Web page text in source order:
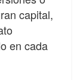
capital,
en cada